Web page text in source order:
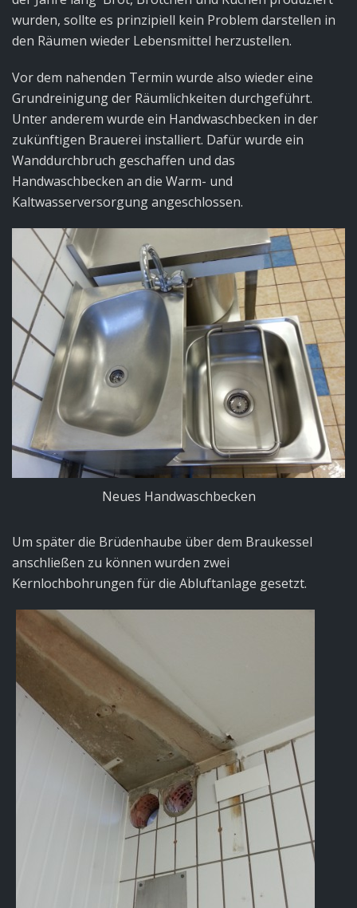
wurden, sollte es prinzipiell kein Problem darstellen in
den Räumen wieder Lebensmittel herzustellen.
Vor dem nahenden Termin wurde also wieder eine
Grundreinigung der Räumlichkeiten durchgeführt.
Unter anderem wurde ein Handwaschbecken in der
zukünftigen Brauerei installiert. Dafür wurde ein
Wanddurchbruch geschaffen und das
Handwaschbecken an die Warm- und
Kaltwasserversorgung angeschlossen.
Neues Handwaschbecken
Um später die Brüdenhaube über dem Braukessel
anschließen zu können wurden zwei
Kernlochbohrungen für die Abluftanlage gesetzt.